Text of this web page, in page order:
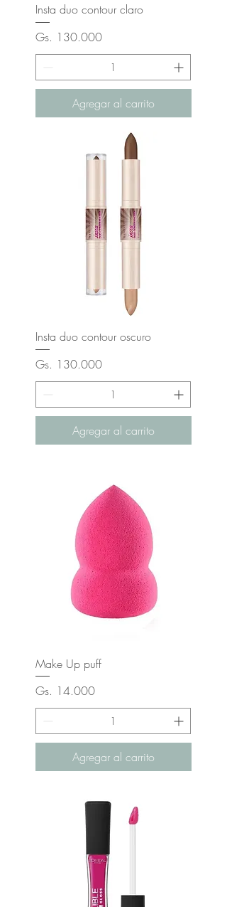
Insta duo contour claro
Precio
Gs. 130.000
Agregar al carrito
Insta duo contour oscuro
Precio
Gs. 130.000
Agregar al carrito
Make Up puff
Precio
Gs. 14.000
Agregar al carrito